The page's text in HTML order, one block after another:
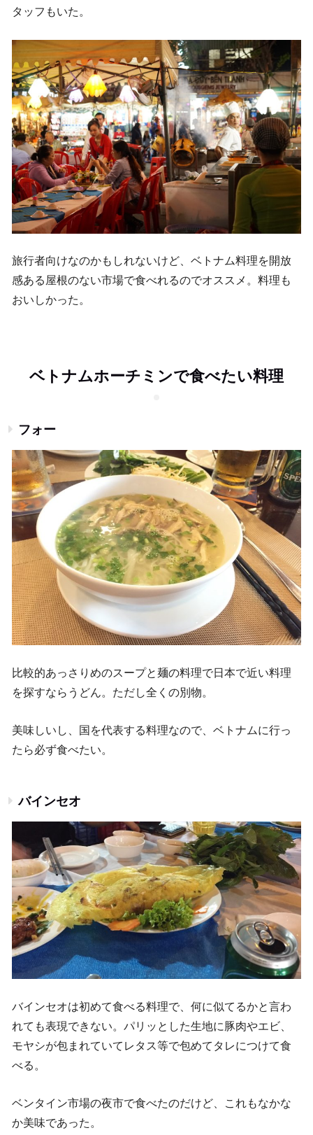
タッフもいた。
旅行者向けなのかもしれないけど、ベトナム料理を開放
感ある屋根のない市場で食べれるのでオススメ。料理も
おいしかった。
ベトナムホーチミンで食べたい料理
フォー
比較的あっさりめのスープと麺の料理で日本で近い料理
を探すならうどん。ただし全くの別物。
美味しいし、国を代表する料理なので、ベトナムに行っ
たら必ず食べたい。
バインセオ
バインセオは初めて食べる料理で、何に似てるかと言わ
れても表現できない。パリッとした生地に豚肉やエビ、
モヤシが包まれていてレタス等で包めてタレにつけて食
べる。
ベンタイン市場の夜市で食べたのだけど、これもなかな
か美味であった。